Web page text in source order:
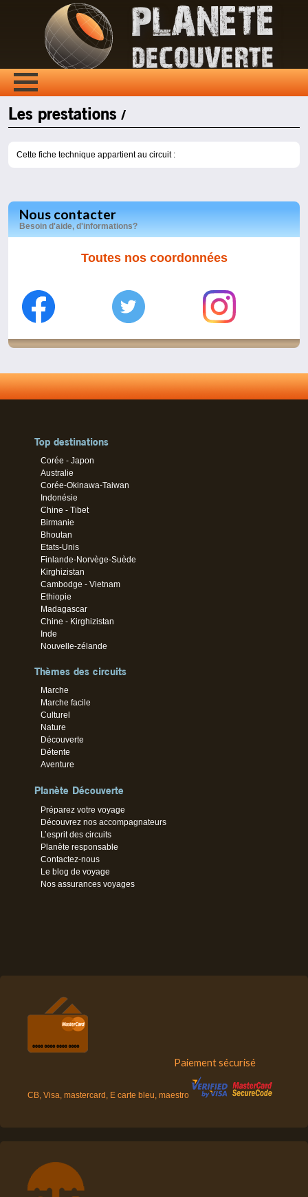
Les prestations/
Cette fiche technique appartient au circuit :
Nous contacter
Besoin d'aide, d'informations?
Toutes nos coordonnées
Top destinations
Corée - Japon
Australie
Corée-Okinawa-Taiwan
Indonésie
Chine - Tibet
Birmanie
Bhoutan
Etats-Unis
Finlande-Norvège-Suède
Kirghizistan
Cambodge - Vietnam
Ethiopie
Madagascar
Chine - Kirghizistan
Inde
Nouvelle-zélande
Thèmes des circuits
Marche
Marche facile
Culturel
Nature
Découverte
Détente
Aventure
Planète Découverte
Préparez votre voyage
Découvrez nos accompagnateurs
L’esprit des circuits
Planète responsable
Contactez-nous
Le blog de voyage
Nos assurances voyages
Paiement sécurisé
CB, Visa, mastercard, E carte bleu, maestro